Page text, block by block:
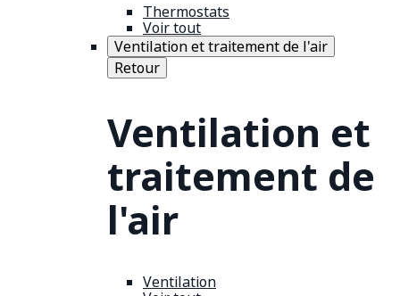
Thermostats
Voir tout
Ventilation et traitement de l'air
Retour
Ventilation et
traitement de
l'air
Ventilation